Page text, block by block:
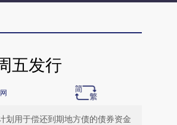
五发行
划用于偿还到期地方债的债券资金